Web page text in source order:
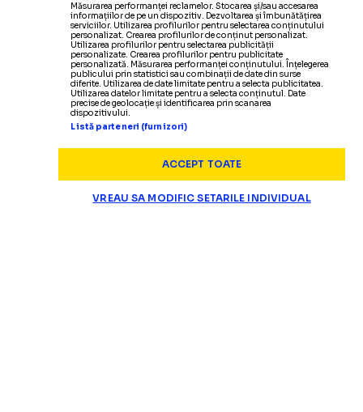
Măsurarea performanței reclamelor. Stocarea și/sau accesarea
informațiilor de pe un dispozitiv. Dezvoltarea și îmbunătățirea
serviciilor. Utilizarea profilurilor pentru selectarea conținutului
personalizat. Crearea profilurilor de conținut personalizat.
Utilizarea profilurilor pentru selectarea publicității
personalizate. Crearea profilurilor pentru publicitate
personalizată. Măsurarea performanței conținutului. Înțelegerea
publicului prin statistici sau combinații de date din surse
diferite. Utilizarea de date limitate pentru a selecta publicitatea.
Utilizarea datelor limitate pentru a selecta conținutul. Date
precise de geolocație și identificarea prin scanarea
dispozitivului.
Listă parteneri (furnizori)
ACCEPT TOATE
VREAU SA MODIFIC SETARILE INDIVIDUAL